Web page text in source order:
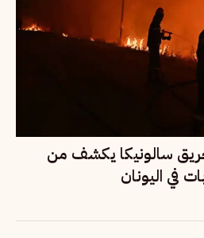
سالونيكا يكشف من
في اليونان